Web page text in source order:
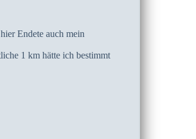
Endete auch mein
1 km hätte ich bestimmt